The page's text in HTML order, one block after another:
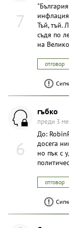
7
Тъй, тъй.
съдя по
на
отговор
6
гъбко
преди 3
До:
досега
но пък с
отговор